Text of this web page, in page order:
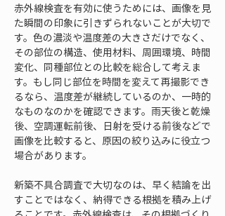
赤外線検査を有効に使うためには、画像を見
た瞬間の印象に引きずられないことが大切で
す。色の濃淡や温度差の大きさだけでなく、
その部位の構造、使用材料、周囲環境、時間
変化、同種部位との比較を総合して考えま
す。もし同じ部位を時間を変えて再撮影でき
るなら、温度差が継続しているのか、一時的
なものなのかを確認できます。雨天後と乾燥
後、空調運転前後、日射を受ける前後などで
画像を比較すると、原因の絞り込みに役立つ
場合があります。
新築不具合調査で大切なのは、早く結論を出
すことではなく、納得できる根拠を積み上げ